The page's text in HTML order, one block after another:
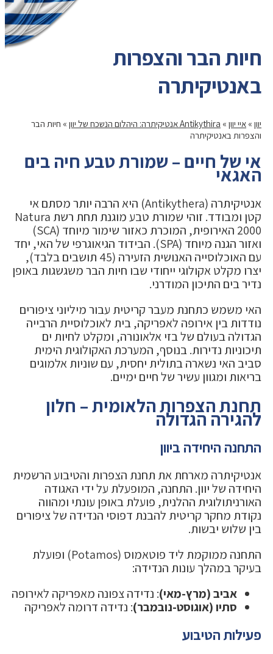
חיות הבר והצפרות
באנטיקיתרה
יוון » איי יוון » Antikythira אנטיקיתרה: היהלום הנשכח של יוון » חיות הבר
והצפרות באנטיקיתרה
אי של חיים – שמורת טבע חיה בים
האגאי
אנטיקיתרה (Antikythera) היא הרבה יותר מסתם אי
קטן ומבודד. זוהי שמורת טבע מוגנת תחת רשת Natura
2000 האירופית, המוכרת כאזור שימור מיוחד (SCA)
ואזור הגנה מיוחד (SPA). הבידוד הגיאוגרפי של האי, יחד
עם האוכלוסייה האנושית הזעירה (45 תושבים בלבד),
יצרו מקלט אקולוגי ייחודי שבו חיות הבר משגשגות באופן
נדיר בים התיכון המודרני.
האי משמש כתחנת מעבר קריטית עבור מיליוני ציפורים
נודדות בין אירופה לאפריקה, בית לאוכלוסיית הרבייה
הגדולה בעולם של בזי אלאונורה, ומקלט לחיות ים
תיכוניות נדירות. בנוסף, המערכת האקולוגית הימית
סביב האי נשארה בתולית יחסית, עם שוניות אלמוגים
בריאות ומגוון עשיר של חיים ימיים.
תחנת הצפרות הלאומית – חלון
להגירה הגדולה
התחנה היחידה ביוון
אנטיקיתרה מארחת את תחנת הצפרות והטיבוע הרשמית
היחידה של יוון. התחנה, המופעלת על ידי האגודה
האורניתולוגית ההלנית, פועלת באופן עונתי ומהווה
נקודת מחקר קריטית להבנת דפוסי הנדידה של ציפורים
בין שלוש יבשות.
התחנה ממוקמת ליד פוטאמוס (Potamos) ופועלת
בעיקר במהלך עונות הנדידה:
אביב (מרץ-מאי): נדידה צפונה מאפריקה לאירופה
סתיו (אוגוסט-נובמבר): נדידה דרומה לאפריקה
פעילות הטיבוע